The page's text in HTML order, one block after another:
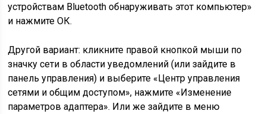
устройствам Bluetooth обнаруживать этот компьютер»
и нажмите ОК.
Другой вариант: кликните правой кнопкой мыши по
значку сети в области уведомлений (или зайдите в
панель управления) и выберите «Центр управления
сетями и общим доступом», нажмите «Изменение
параметров адаптера». Или же зайдите в меню